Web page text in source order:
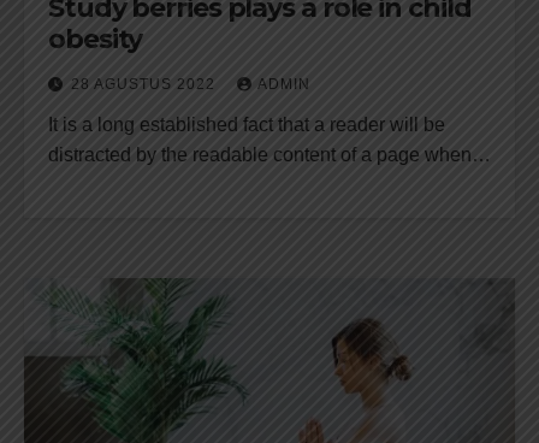
Study berries plays a role in child
obesity
28 AGUSTUS 2022 ADMIN
It is a long established fact that a reader will be
distracted by the readable content of a page when…